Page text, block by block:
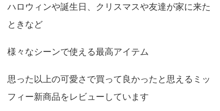
ハロウィンや誕生日、クリスマスや友達が家に来た
ときなど
様々なシーンで使える最高アイテム
思った以上の可愛さで買って良かったと思えるミッ
フィー新商品をレビューしています